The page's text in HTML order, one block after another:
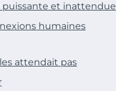
puissante et inattendue
humaines
attendait pas